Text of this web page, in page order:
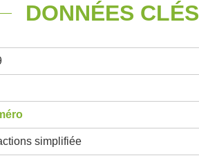
DONNÉES CLÉS
simplifiée